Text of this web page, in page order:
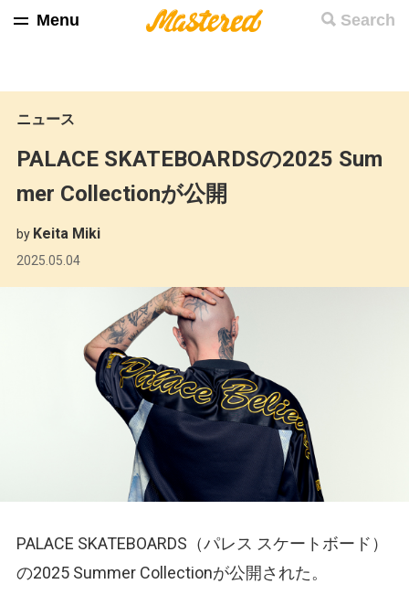
Search
Menu
ニュース
PALACE SKATEBOARDSの2025 Sum
mer Collectionが公開
by Keita Miki
2025.05.04
PALACE SKATEBOARDS（パレス スケートボード）
の2025 Summer Collectionが公開された。